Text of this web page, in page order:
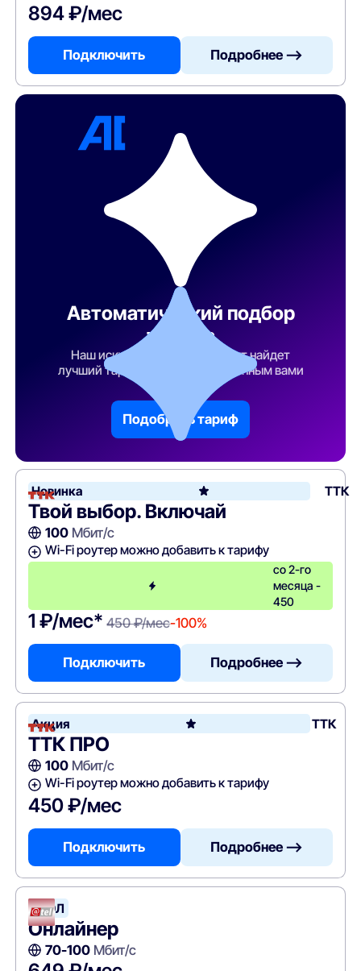
894 ₽/мес
Подключить Подробнее —>
Автоматический подбор
тарифа
Наш искусственный интеллект найдет
лучший тарифный план по указанным вами
Подобрать тариф
Новинка ТТК
Твой выбор. Включай
100Мбит/с
Wi-Fi роутер можно добавить к тарифу
со 2-го
месяца -
450
1 ₽/мес* 450 ₽/мес-100%
Подключить Подробнее —>
Акция ТТК
ТТК ПРО
100Мбит/с
Wi-Fi роутер можно добавить к тарифу
450 ₽/мес
Подключить Подробнее —>
АТЭЛ
Онлайнер
70-100Мбит/с